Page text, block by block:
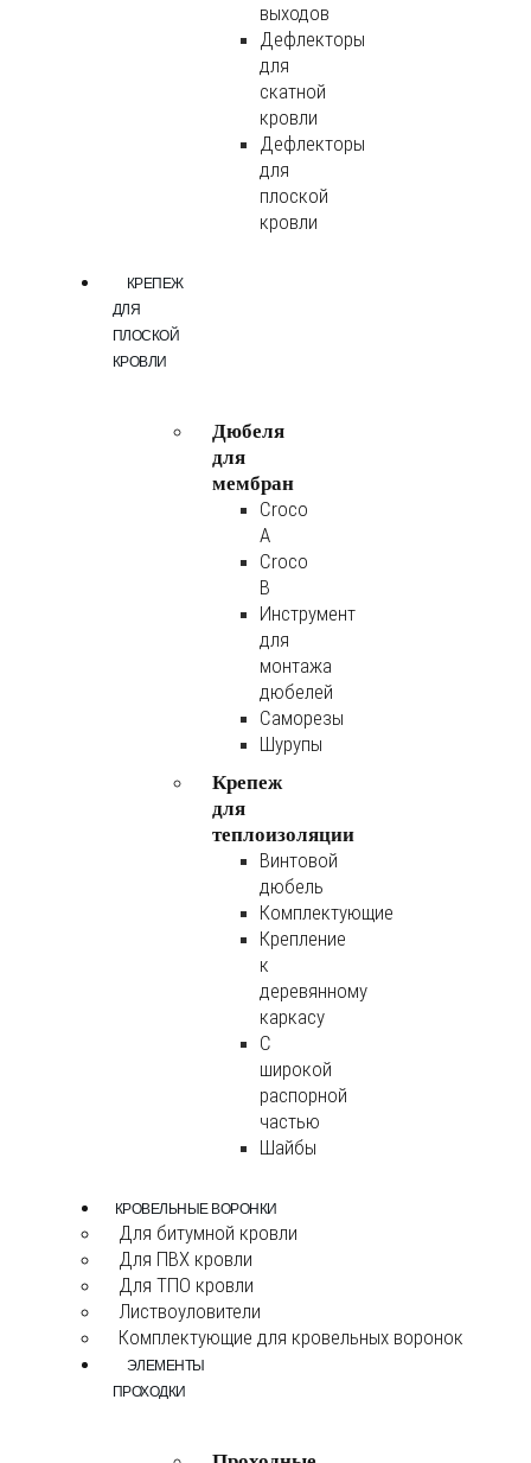
выходов
Дефлекторы
для
скатной
кровли
Дефлекторы
для
плоской
кровли
КРЕПЕЖ
ДЛЯ
ПЛОСКОЙ
КРОВЛИ
Дюбеля
для
мембран
Croco
A
Croco
B
Инструмент
для
монтажа
дюбелей
Саморезы
Шурупы
Крепеж
для
теплоизоляции
Винтовой
дюбель
Комплектующие
Крепление
к
деревянному
каркасу
С
широкой
распорной
частью
Шайбы
КРОВЕЛЬНЫЕ ВОРОНКИ
Для битумной кровли
Для ПВХ кровли
Для ТПО кровли
Листвоуловители
Комплектующие для кровельных воронок
ЭЛЕМЕНТЫ
ПРОХОДКИ